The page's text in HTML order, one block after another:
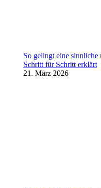
So gelingt eine
Schritt für Schritt erklärt
21. März 2026